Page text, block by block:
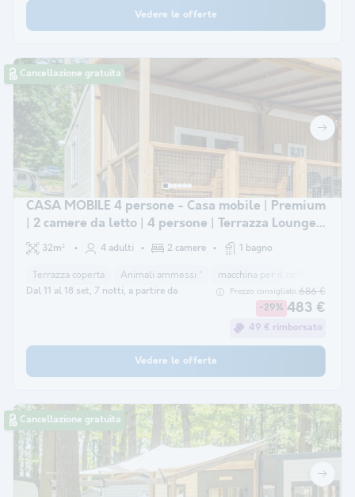
Vedere le offerte
Cancellazione gratuita
CASA MOBILE 4 persone - Casa mobile | Premium
| 2 camere da letto | 4 persone | Terrazza Lounge |
Aria condizionata | TV
32m² 4 adulti 2 camere 1 bagno
Terrazza coperta Animali ammessi * macchina per il caffè
Dal 11 al 18 set, 7 notti, a partire da Prezzo consigliato:686 €
-29% 483 €
49 € rimborsato
Vedere le offerte
Cancellazione gratuita